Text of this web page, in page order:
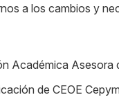
a los cambios y
Académica Asesora
de CEOE